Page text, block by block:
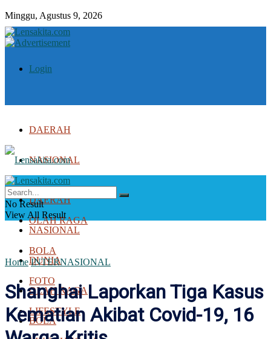
Minggu, Agustus 9, 2026
Login
DAERAH
NASIONAL
DUNIA
OLAH RAGA
BOLA
FOTO
LIFESTYLE
DAERAH
NASIONAL
DUNIA
OLAH RAGA
BOLA
No Result
View All Result
Home INTERNASIONAL
Shanghai Laporkan Tiga Kasus
Kematian Akibat Covid-19, 16